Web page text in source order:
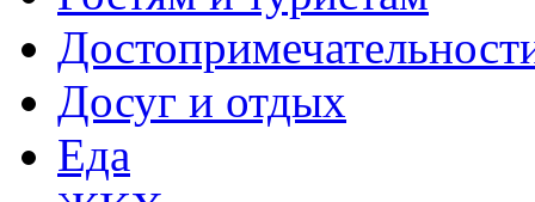
Досуг и отдых
Еда